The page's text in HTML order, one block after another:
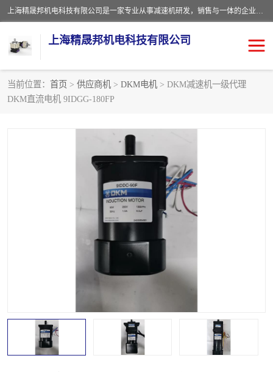
上海精晟邦机电科技有限公司是一家专业从事减速机研发，销售与一体的企业。公司拥有资深技术人员和技术团队服务人才，致力于为广大客户提供专业，细致的产品服务。主营产品有：中型减速电机，微型调速电机，精密行星减速机，蜗轮蜗杆减速机，RFKS四大系列减速机，SKM双曲面齿轮减速机，齿轮减速电机，行星减速机，防爆电机，变频器等系列；产品广泛用于汽车，船舶，能源，环保，包装，物流等领域，欢迎咨询。
上海精晟邦机电科技有限公司
当前位置： 首页 > 供应商机 > DKM电机 > DKM减速机一级代理
DKM直流电机 9IDGG-180FP
减速电机
精晟邦四大系列
精晟邦微型齿轮减速电机
晟邦电机